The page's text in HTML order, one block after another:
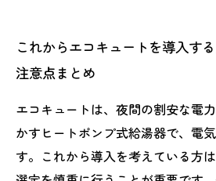
これからエコキュートを導入す
注意点まとめ
エコキュートは、夜間の割安な電
かすヒートポンプ式給湯器で、電
す。これから導入を考えている方